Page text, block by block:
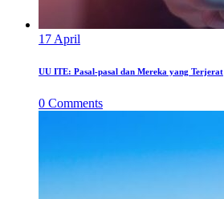
17 April
UU ITE: Pasal-pasal dan Mereka yang Terjerat
0 Comments